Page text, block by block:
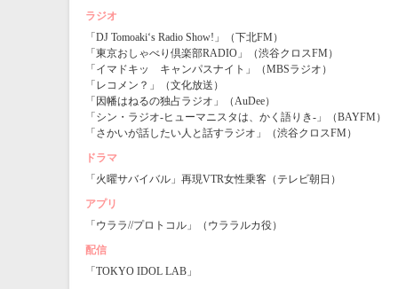
ラジオ
「DJ Tomoaki‘s Radio Show!」（下北FM）
「東京おしゃべり倶楽部RADIO」（渋谷クロスFM）
「イマドキッ キャンパスナイト」（MBSラジオ）
「レコメン？」（文化放送）
「因幡はねるの独占ラジオ」（AuDee）
「シン・ラジオ-ヒューマニスタは、かく語りき-」（BAYFM）
「さかいが話したい人と話すラジオ」（渋谷クロスFM）
ドラマ
「火曜サバイバル」再現VTR女性乗客（テレビ朝日）
アプリ
「ウララ//プロトコル」（ウララルカ役）
配信
「TOKYO IDOL LAB」